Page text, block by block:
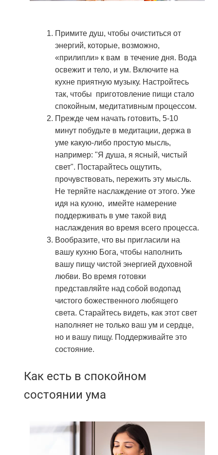
Примите душ, чтобы очиститься от
энергий, которые, возможно,
«прилипли» к вам в течение дня. Вода
освежит и тело, и ум. Включите на
кухне приятную музыку. Настройтесь
так, чтобы приготовление пищи стало
спокойным, медитативным процессом.
Прежде чем начать готовить, 5-10
минут побудьте в медитации, держа в
уме какую-либо простую мысль,
например: "Я душа, я ясный, чистый
свет". Постарайтесь ощутить,
прочувствовать, пережить эту мысль.
Не теряйте наслаждение от этого. Уже
идя на кухню, имейте намерение
поддерживать в уме такой вид
наслаждения во время всего процесса.
Вообразите, что вы пригласили на
вашу кухню Бога, чтобы наполнить
вашу пищу чистой энергией духовной
любви. Во время готовки
представляйте над собой водопад
чистого божественного любящего
света. Старайтесь видеть, как этот свет
наполняет не только ваш ум и сердце,
но и вашу пищу. Поддерживайте это
состояние.
Как есть в спокойном
состоянии ума